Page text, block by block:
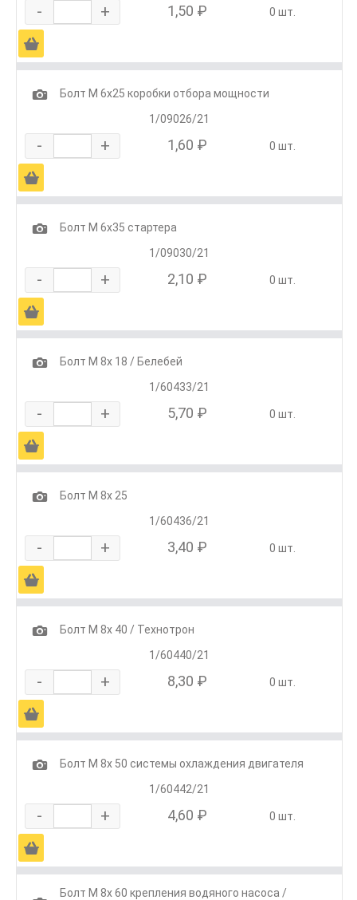
- + 1,50 ₽ 0 шт.
Ä
1
Болт М 6х25 коробки отбора мощности
1/09026/21
- + 1,60 ₽ 0 шт.
Ä
1
Болт М 6х35 стартера
1/09030/21
- + 2,10 ₽ 0 шт.
Ä
1
Болт М 8х 18 / Белебей
1/60433/21
- + 5,70 ₽ 0 шт.
Ä
1
Болт М 8х 25
1/60436/21
- + 3,40 ₽ 0 шт.
Ä
1
Болт М 8х 40 / Технотрон
1/60440/21
- + 8,30 ₽ 0 шт.
Ä
1
Болт М 8х 50 системы охлаждения двигателя
1/60442/21
- + 4,60 ₽ 0 шт.
Ä
Болт М 8х 60 крепления водяного насоса /